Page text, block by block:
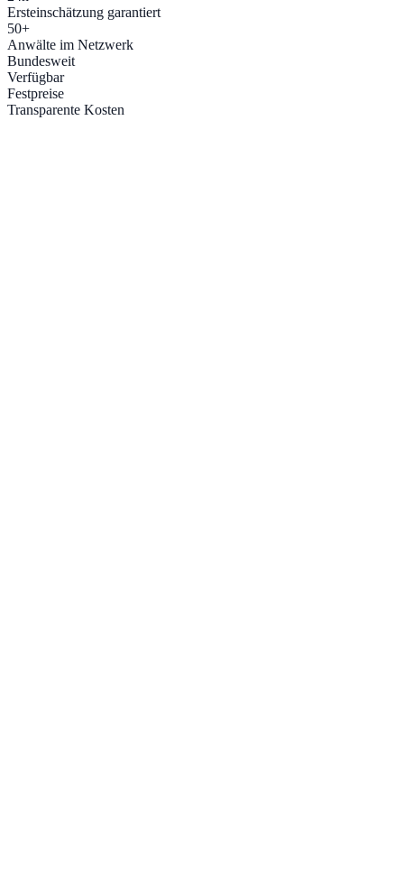
Ersteinschätzung garantiert
50+
Anwälte im Netzwerk
Bundesweit
Verfügbar
Festpreise
Transparente Kosten